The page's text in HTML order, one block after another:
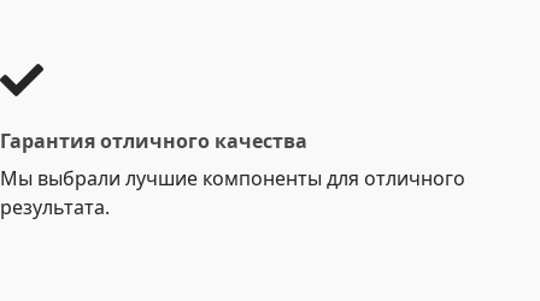
Гарантия отличного качества
Мы выбрали лучшие компоненты для отличного
результата.